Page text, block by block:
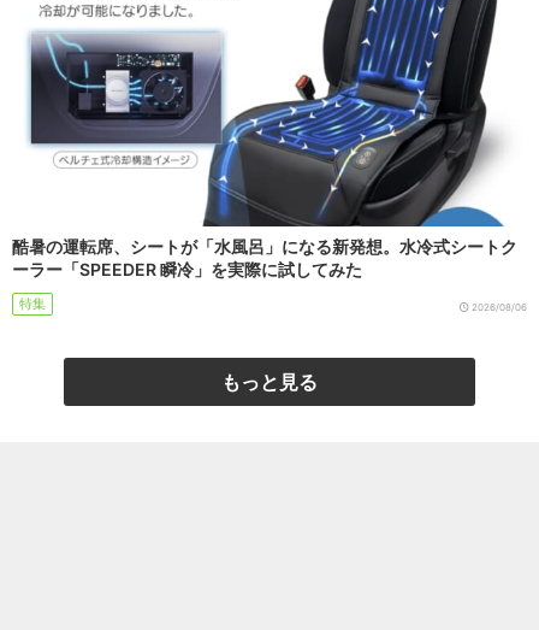
酷暑の運転席、シートが「水風呂」になる新発想。水冷式シートク
ーラー「SPEEDER 瞬冷」を実際に試してみた
特集 2026/08/06
もっと見る